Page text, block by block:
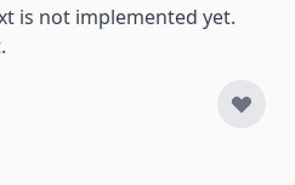
is not implemented yet.